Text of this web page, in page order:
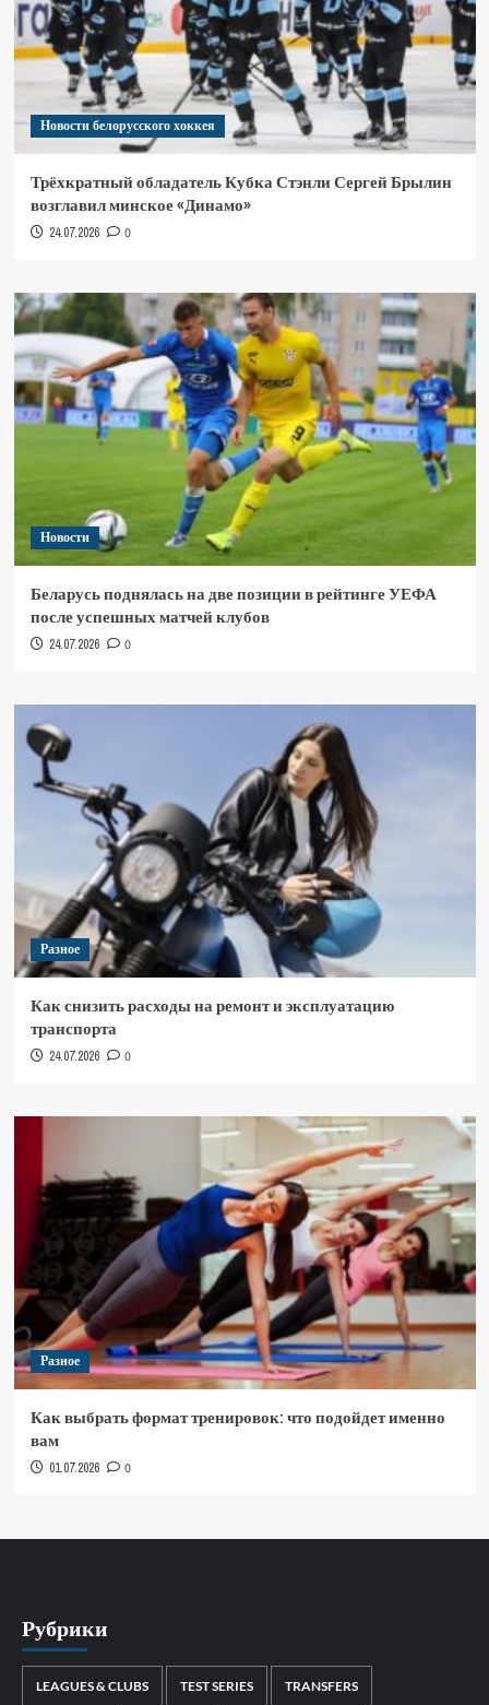
Новости белорусского хоккея
Трёхкратный обладатель Кубка Стэнли Сергей Брылин
возглавил минское «Динамо»
24.07.2026 0
Новости
Беларусь поднялась на две позиции в рейтинге УЕФА
после успешных матчей клубов
24.07.2026 0
Разное
Как снизить расходы на ремонт и эксплуатацию
транспорта
24.07.2026 0
Разное
Как выбрать формат тренировок: что подойдет именно
вам
01.07.2026 0
Рубрики
LEAGUES & CLUBS TEST SERIES TRANSFERS